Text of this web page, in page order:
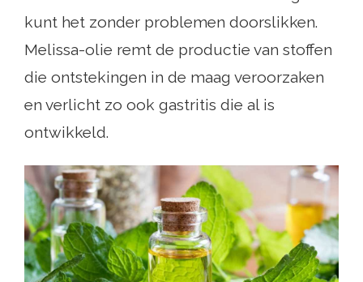
kunt het zonder problemen doorslikken.
Melissa-olie remt de productie van stoffen
die ontstekingen in de maag veroorzaken
en verlicht zo ook gastritis die al is
ontwikkeld.